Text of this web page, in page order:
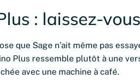
: laissez-
que Sage n’ait même pas
Plus ressemble plutôt à une
avec une machine à café.